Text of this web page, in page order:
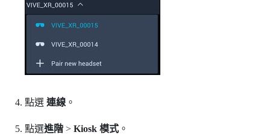
點選 連線。
點選進階> Kiosk 模式。